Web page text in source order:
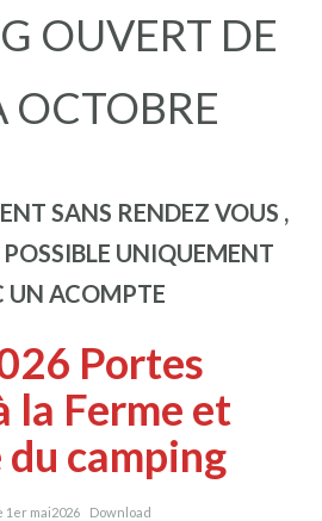
OUVERT DE
OCTOBRE
SANS RENDEZ VOUS ,
UNIQUEMENT
UN ACOMPTE
Portes
la Ferme et
camping
1er mai2026 Download